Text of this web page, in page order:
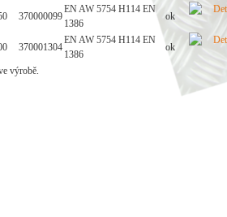
370000099
EN AW 5754 H114 EN
1386
ok
370001304
EN AW 5754 H114 EN
1386
ok
výrobě.